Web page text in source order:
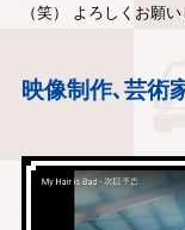
（笑） よろしくお願い
映像制作､芸術